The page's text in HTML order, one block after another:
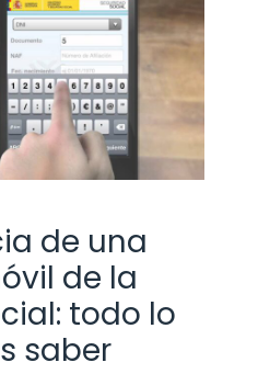
de una
de la
todo lo
saber